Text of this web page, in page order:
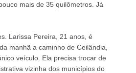
mais de 35 quilômetros. Já
Larissa Pereira, 21 anos, é
manhã a caminho de Ceilândia,
veículo. Ela precisa trocar de
vizinha dos municípios do